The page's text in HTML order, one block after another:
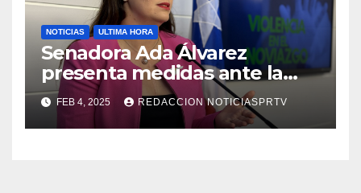
NOTICIAS ULTIMA HORA
Senadora Ada Álvarez
presenta medidas ante la
violencia en el noviazgo
FEB 4, 2025 REDACCION NOTICIASPRTV